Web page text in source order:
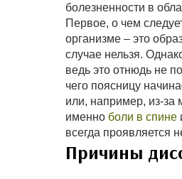
болезненности в
Первое, о чем
организме – это
случае нельзя.
ведь это отнюдь не
чего поясницу
или, например, из-за
именно боли в спине
всегда проявляется
Причины